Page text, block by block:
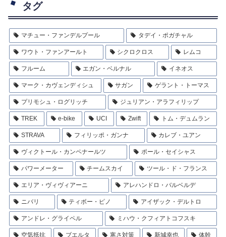
タグ
マチュー・ファンデルプール タデイ・ポガチャル
ワウト・ファンアールト シクロクロス レムコ
フルーム エガン・ベルナル イネオス
マーク・カヴェンディシュ サガン ゲラント・トーマス
プリモシュ・ログリッチ ジュリアン・アラフィリップ
TREK e-bike UCI Zwift トム・デュムラン
STRAVA フィリッポ・ガンナ カレブ・ユアン
ヴィクトール・カンペナールツ ポール・セイシャス
パワーメーター チームスカイ ツール・ド・フランス
エリア・ヴィヴィアーニ アレハンドロ・バルベルデ
ニバリ ティボー・ピノ アイザック・デルトロ
アンドレ・グライペル ミハウ・クフィアトコフスキ
空気抵抗 ブエルタ 寒さ対策 新城幸也 体幹